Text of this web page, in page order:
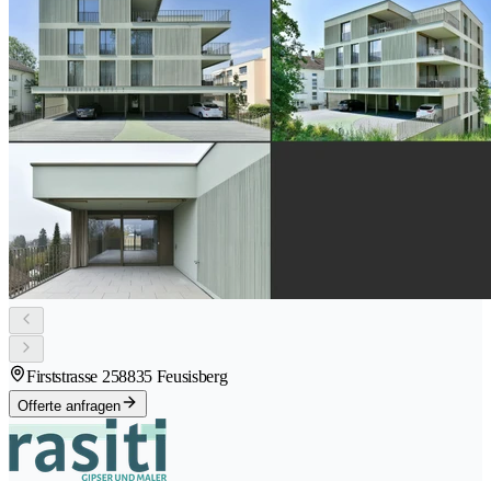
Firststrasse 258835 Feusisberg
Offerte anfragen